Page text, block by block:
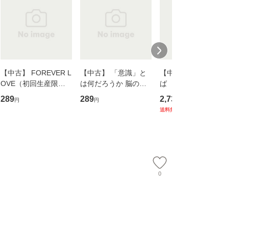
【中古】 FOREVER L
OVE（初回生産限定
盤） / 清水翔太×加藤
ミリヤ / [CD]【メール
289円
【中古】 「意識」と
は何だろうか 脳の来
歴、知覚の錯誤 （講
談社現代新書） / 下条
289円
【中古】 耳をすませ
ば 〈2枚組〉 [DVD] /
ブエナ・ビスタ・ホー
ム・エンターテイメン
2,735
送料無料
0